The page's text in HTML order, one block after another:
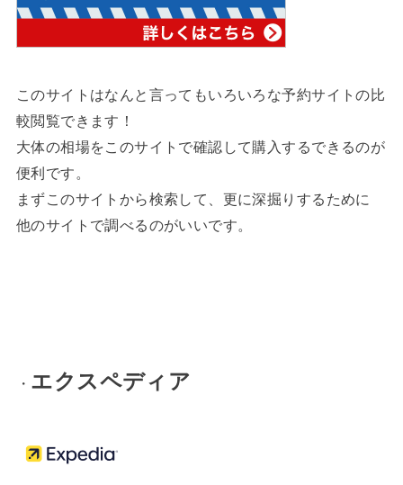
このサイトはなんと言ってもいろいろな予約サイトの比
較閲覧できます！
大体の相場をこのサイトで確認して購入するできるのが
便利です。
まずこのサイトから検索して、更に深掘りするために
他のサイトで調べるのがいいです。
・ エクスペディア